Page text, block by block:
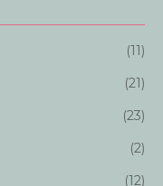
(11)
(21)
(23)
(2)
(12)